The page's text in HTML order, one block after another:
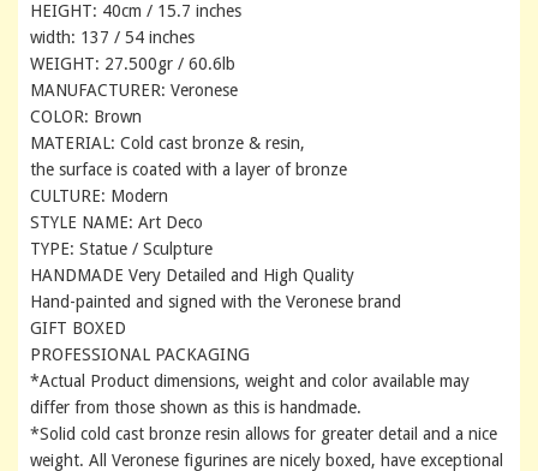
HEIGHT: 40cm / 15.7 inches
width: 137 / 54 inches
WEIGHT: 27.500gr / 60.6lb
MANUFACTURER: Veronese
COLOR: Brown
MATERIAL: Cold cast bronze & resin,
the surface is coated with a layer of bronze
CULTURE: Modern
STYLE NAME: Art Deco
TYPE: Statue / Sculpture
HANDMADE Very Detailed and High Quality
Hand-painted and signed with the Veronese brand
GIFT BOXED
PROFESSIONAL PACKAGING
*Actual Product dimensions, weight and color available may
differ from those shown as this is handmade.
*Solid cold cast bronze resin allows for greater detail and a nice
weight. All Veronese figurines are nicely boxed, have exceptional